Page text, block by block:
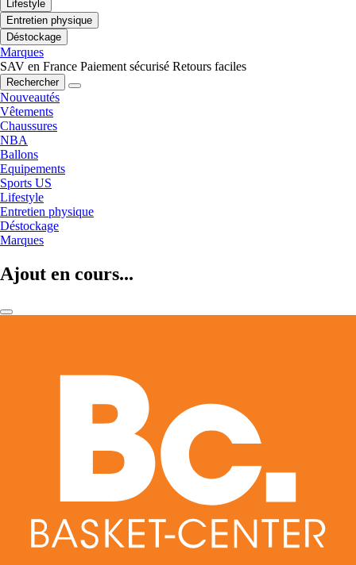
Lifestyle
Entretien physique
Déstockage
Marques
SAV en France Paiement sécurisé Retours faciles
Rechercher
Nouveautés
Vêtements
Chaussures
NBA
Ballons
Equipements
Sports US
Lifestyle
Entretien physique
Déstockage
Marques
Ajout en cours...